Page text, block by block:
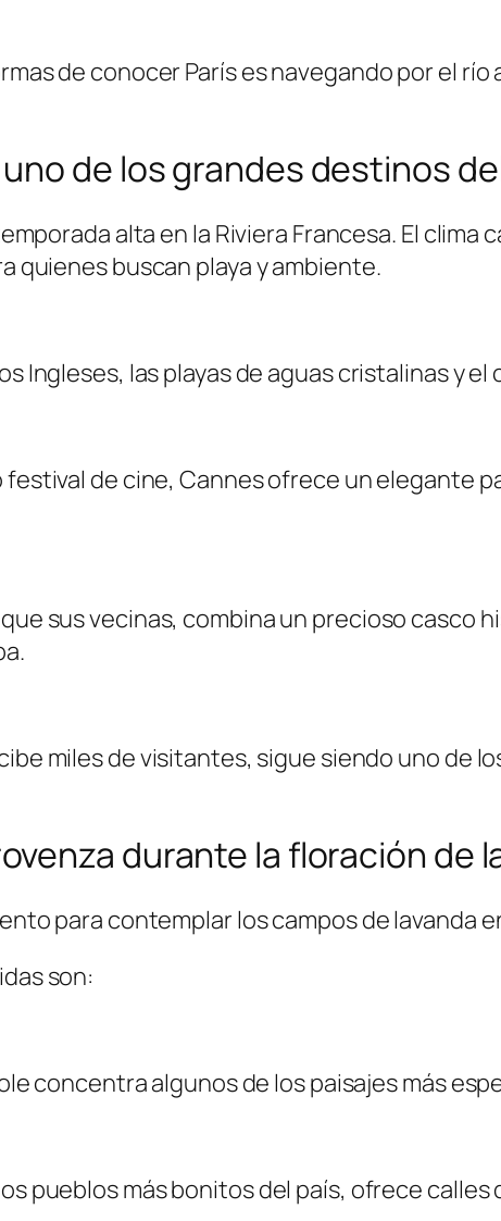
de conocer París es navegando por el
de los grandes destinos
alta en la Riviera Francesa. El
quienes buscan playa y ambiente.
Ingleses, las playas de aguas cristalinas y
de cine, Cannes ofrece un elegante
sus vecinas, combina un precioso casco
miles de visitantes, sigue siendo uno de
durante la floración de
para contemplar los campos de lavanda
son:
concentra algunos de los paisajes más
pueblos más bonitos del país, ofrece